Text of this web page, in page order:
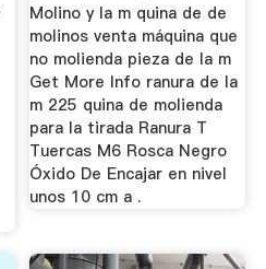
Molino y la m quina de de
molinos venta máquina que
no molienda pieza de la m
Get More Info ranura de la
m 225 quina de molienda
para la tirada Ranura T
Tuercas M6 Rosca Negro
Óxido De Encajar en nivel
unos 10 cm a .